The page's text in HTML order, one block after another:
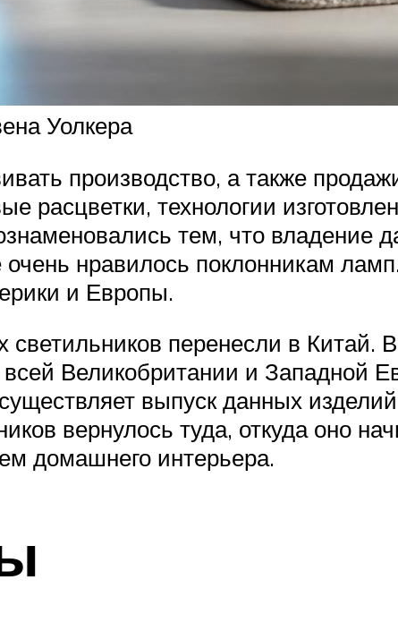
Уолкера
производство, а также
расцветки, технологии
тем, что владение
нравилось поклонникам
и Европы.
перенесли в Китай.
Великобритании и Западной
выпуск данных
вернулось туда, откуда оно
домашнего интерьера.